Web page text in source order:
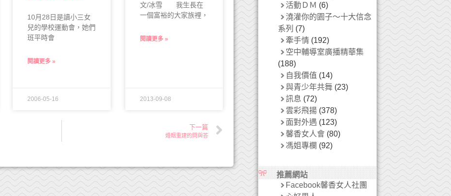
10月28日是讀小三女
兒的學校運動會，她們
班平時會
閱讀更多 »
2006-05-16
文/冰雪 我生長在
一個富裕的大家族裡，
閱讀更多 »
2013-09-08
下一篇
婚姻重建的問與答
活動ＤＭ (6)
澆灌你的園子～十大信念
系列 (7)
牽手情(192)
空中輔導室廣播精華集
(188)
自我價值 (14)
與青少年共舞(23)
訊息 (72)
雲彩飛揚(378)
面對外遇 (123)
馨香女人會(80)
馮姐專欄 (92)
推薦網站
Facebook馨香女人社團